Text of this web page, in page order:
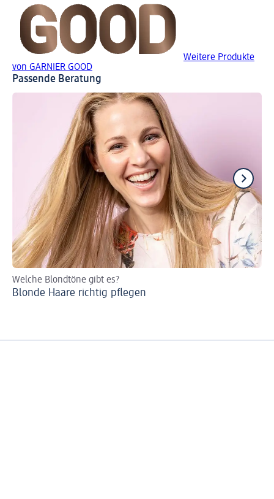
Weitere Produkte
von GARNIER GOOD
Passende Beratung
Welche Blondtöne gibt es?
Blonde Haare richtig pflegen